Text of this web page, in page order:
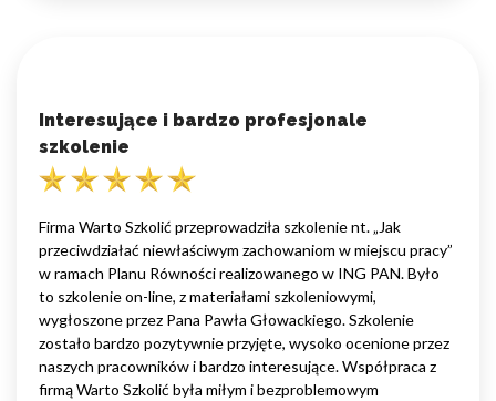
Interesujące i bardzo profesjonale
szkolenie
Firma Warto Szkolić przeprowadziła szkolenie nt. „Jak
przeciwdziałać niewłaściwym zachowaniom w miejscu pracy”
w ramach Planu Równości realizowanego w ING PAN. Było
to szkolenie on-line, z materiałami szkoleniowymi,
wygłoszone przez Pana Pawła Głowackiego. Szkolenie
zostało bardzo pozytywnie przyjęte, wysoko ocenione przez
naszych pracowników i bardzo interesujące. Współpraca z
firmą Warto Szkolić była miłym i bezproblemowym